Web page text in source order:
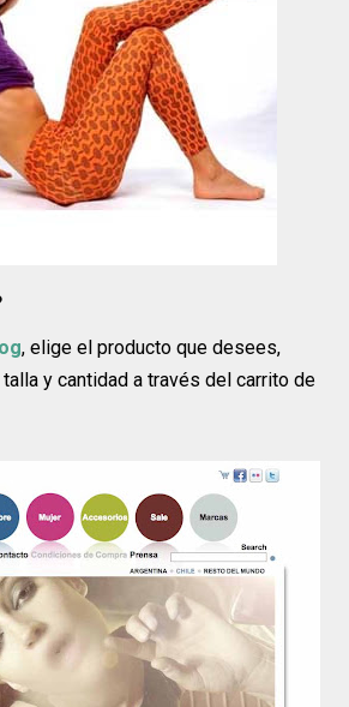
, elige el producto que desees,
y cantidad a través del carrito de